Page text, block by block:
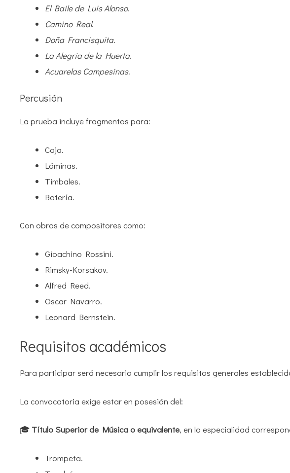
El Baile de Luis Alonso.
Camino Real.
Doña Francisquita.
La Alegría de la Huerta.
Acuarelas Campesinas.
Percusión
La prueba incluye fragmentos para:
Caja.
Láminas.
Timbales.
Batería.
Con obras de compositores como:
Gioachino Rossini.
Rimsky-Korsakov.
Alfred Reed.
Oscar Navarro.
Leonard Bernstein.
Requisitos académicos
Para participar será necesario cumplir los requisitos generales
La convocatoria exige estar en posesión del:
🎓 Título Superior de Música o equivalente, en la especialidad
Trompeta.